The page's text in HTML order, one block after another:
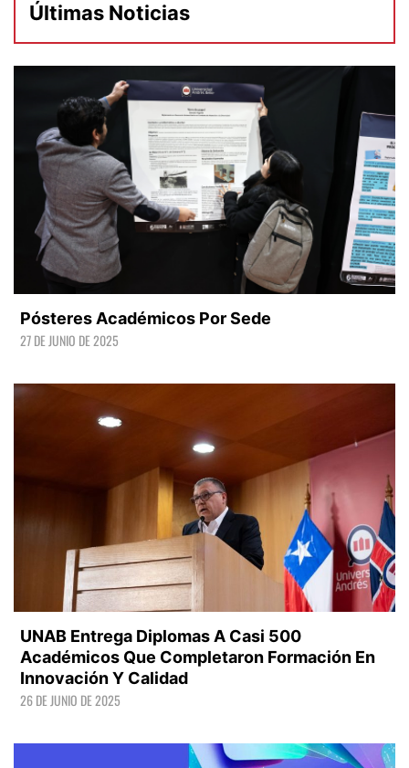
Últimas Noticias
Pósteres Académicos Por Sede
27 DE JUNIO DE 2025
UNAB Entrega Diplomas A Casi 500
Académicos Que Completaron Formación En
Innovación Y Calidad
26 DE JUNIO DE 2025